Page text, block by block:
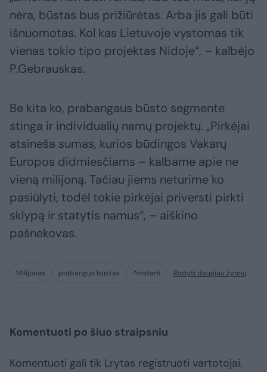
nėra, būstas bus prižiūrėtas. Arba jis gali būti
išnuomotas. Kol kas Lietuvoje vystomas tik
vienas tokio tipo projektas Nidoje“, – kalbėjo
P.Gebrauskas.
Be kita ko, prabangaus būsto segmente
stinga ir individualių namų projektų. „Pirkėjai
atsineša sumas, kurios būdingos Vakarų
Europos didmiesčiams – kalbame apie ne
vieną milijoną. Tačiau jiems neturime ko
pasiūlyti, todėl tokie pirkėjai priversti pirkti
sklypą ir statytis namus“, – aiškino
pašnekovas.
Milijonas prabangus būstas ^Instant Rodyti daugiau žymių
Komentuoti po šiuo straipsniu
Komentuoti gali tik Lrytas registruoti vartotojai.